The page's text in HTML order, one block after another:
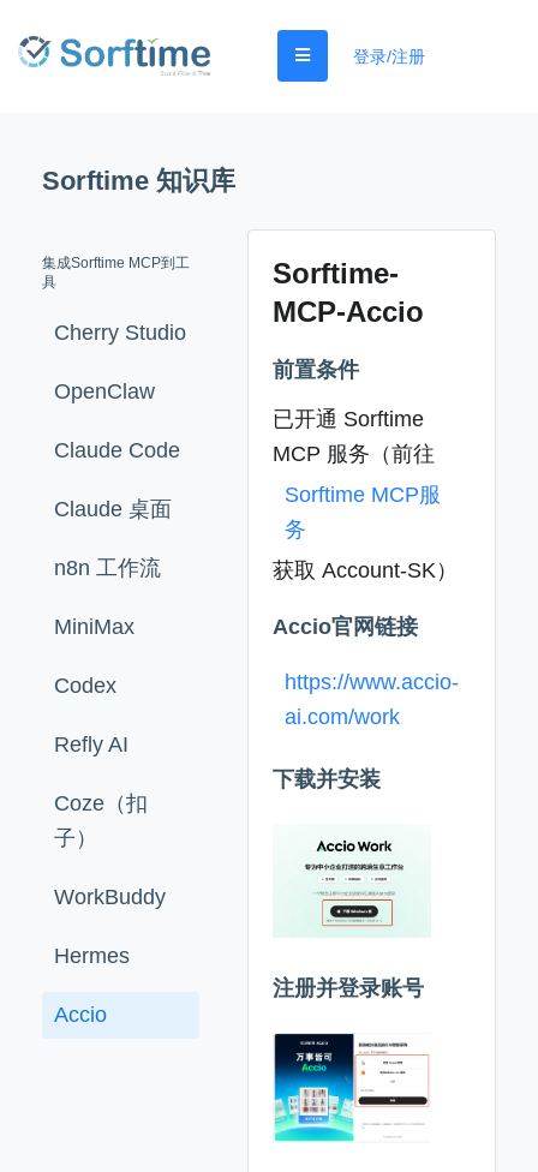
登录/注册
Sorftime 知识库
集成Sorftime MCP到工
具
Cherry Studio
OpenClaw
Claude Code
Claude 桌面
n8n 工作流
MiniMax
Codex
Refly AI
Coze（扣
子）
WorkBuddy
Hermes
Accio
Sorftime-
MCP-Accio
前置条件
已开通 Sorftime
MCP 服务（前往
Sorftime MCP服
务
获取 Account-SK）
Accio官网链接
https://www.accio-
ai.com/work
下载并安装
注册并登录账号